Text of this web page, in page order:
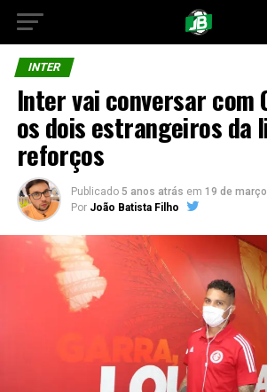
INTER
Inter vai conversar com
os dois estrangeiros da
reforços
Publicado 5 anos atrás em 19 de
Por João Batista Filho